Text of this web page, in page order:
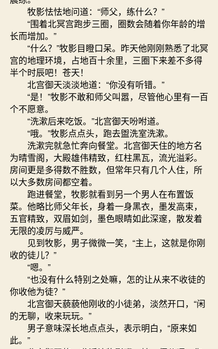
牧影怯怯地问道：“师父，练什么？”
“围着北冥宫跑步三圈，圈数会随着你年龄的增
长而增加。”
“什么？”牧影目瞪口呆。昨天他刚刚熟悉了北冥
宫的地理环境，占地百十余里，三圈下来差不多得
半个时辰吧！苍天！
北宫御天淡淡地道：“你没有听错。”
“是！”牧影不敢和师父叫嚣，尽管他心里有一百
个不愿意。
“洗漱后来吃饭。”北宫御天吩咐道。
“哦。”牧影点点头，跑去盥洗室洗漱。
洗漱完就急忙奔向餐堂。北宫御天住的地方名
为晴雪阁，大殿雄伟精致，红柱黑瓦，流光溢彩。
房间更是多得数不胜数，但常年只有几个人住，所
以大多数房间都空着。
跑进餐堂，牧影就看到另一个男人在布置饭
菜。他略比师父年长，身着一身黑衣，墨发高束，
五官精致，双眉如剑，墨色眼睛如此深邃，散发着
无限的凌厉与威严。
见到牧影，男子微微一笑，“主上，这就是你刚
收的徒儿？”
“嗯。”
“也没有什么特别之处嘛，怎的让从来不收徒的
你收他为徒？”
北宫御天藐藐他刚收的小徒弟，淡然开口，“闲
的无聊，收来玩玩。”
男子意味深长地点点头，表示明白，“原来如
此。”